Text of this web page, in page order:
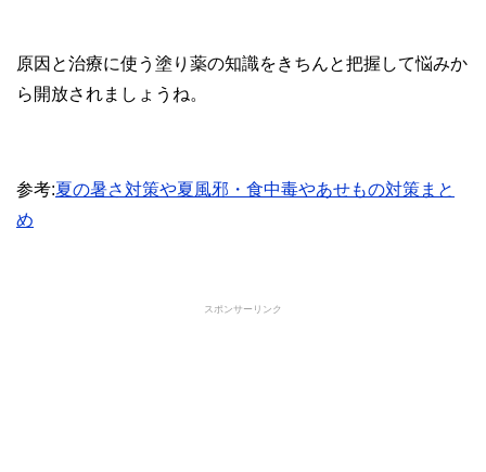
原因と治療に使う塗り薬の知識をきちんと把握して悩みか
ら開放されましょうね。
参考:夏の暑さ対策や夏風邪・食中毒やあせもの対策まと
め
スポンサーリンク